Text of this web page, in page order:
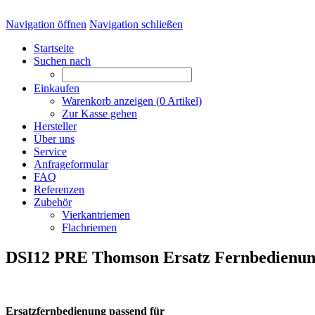
Navigation öffnen Navigation schließen
Startseite
Suchen nach
Einkaufen
Warenkorb anzeigen (0 Artikel)
Zur Kasse gehen
Hersteller
Über uns
Service
Anfrageformular
FAQ
Referenzen
Zubehör
Vierkantriemen
Flachriemen
DSI12 PRE Thomson Ersatz
Ersatzfernbedienung passend für